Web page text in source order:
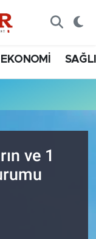
EKONOMİ
ve 1